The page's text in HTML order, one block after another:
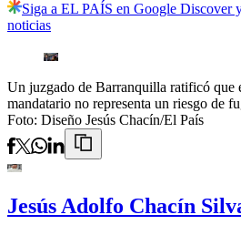
Siga a EL PAÍS en Google Discover
noticias
Un juzgado de Barranquilla ratificó que
mandatario no representa un riesgo de
Foto: Diseño Jesús Chacín/El País
Jesús Adolfo Chacín